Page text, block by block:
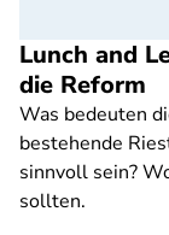
Lunch and
die Reform
Was bedeuten
bestehende
sinnvoll sein?
sollten.